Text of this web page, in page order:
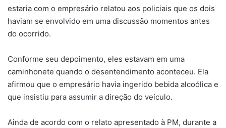
estaria com o empresário relatou aos policiais que os dois
haviam se envolvido em uma discussão momentos antes
do ocorrido.
Conforme seu depoimento, eles estavam em uma
caminhonete quando o desentendimento aconteceu. Ela
afirmou que o empresário havia ingerido bebida alcoólica e
que insistiu para assumir a direção do veículo.
Ainda de acordo com o relato apresentado à PM, durante a